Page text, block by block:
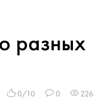
разных
0/10 0 226